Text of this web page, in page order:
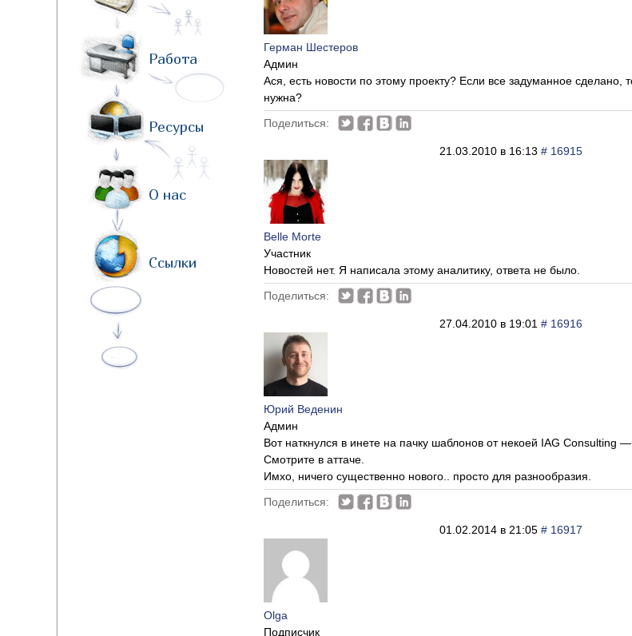
Работа
Ресурсы
О нас
Ссылки
Герман Шестеров
Админ
Ася, есть новости по этому проекту? Если все задуманное
нужна?
Поделиться:
21.03.2010 в 16:13 # 16915
Belle Morte
Участник
Новостей нет. Я написала этому аналитику, ответа не было.
Поделиться:
27.04.2010 в 19:01 # 16916
Юрий Веденин
Админ
Вот наткнулся в инете на пачку шаблонов от некоей IAG Consulting —
Смотрите в аттаче.
Имхо, ничего существенно нового.. просто для разнообразия.
Поделиться:
01.02.2014 в 21:05 # 16917
Olga
Подписчик